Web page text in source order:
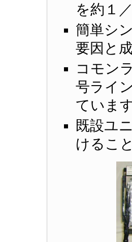
を約１
簡単シ
要因と
コモン
号ライ
ていま
既設ユ
けるこ